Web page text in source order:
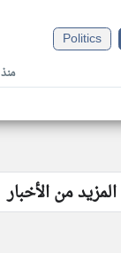
Politics
منذ ٢٣
المزيد من الأخبار